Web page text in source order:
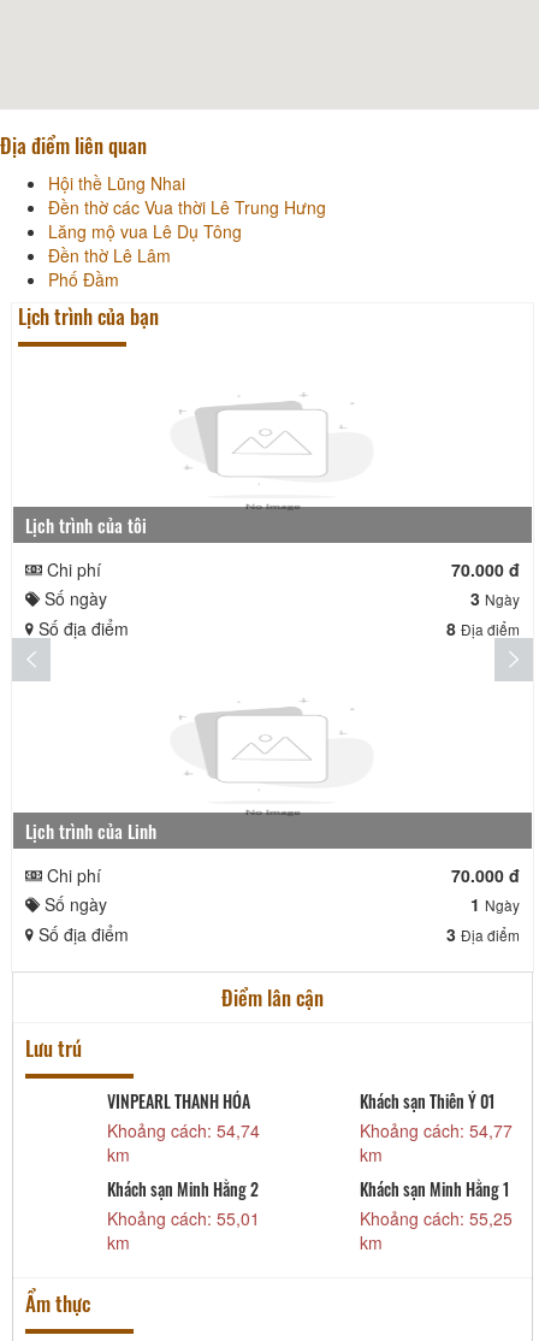
Địa điểm liên quan
Hội thề Lũng Nhai
Đền thờ các Vua thời Lê Trung Hưng
Lăng mộ vua Lê Dụ Tông
Đền thờ Lê Lâm
Phố Đầm
Lịch trình của bạn
Lịch trình của tôi
Chi phí
70.000 đ
Số ngày
3 Ngày
Số địa điểm 8 Địa điểm
Lịch trình của Linh
Chi phí
70.000 đ
Số ngày
1 Ngày
Số địa điểm 3 Địa điểm
Điểm lân cận
Lưu trú
VINPEARL THANH HÓA
Khoảng cách: 54,74
km
Khách sạn Thiên Ý 01
Khoảng cách: 54,77
km
Khách sạn Minh Hằng 2
Khoảng cách: 55,01
km
Khách sạn Minh Hằng 1
Khoảng cách: 55,25
km
Ẩm thực